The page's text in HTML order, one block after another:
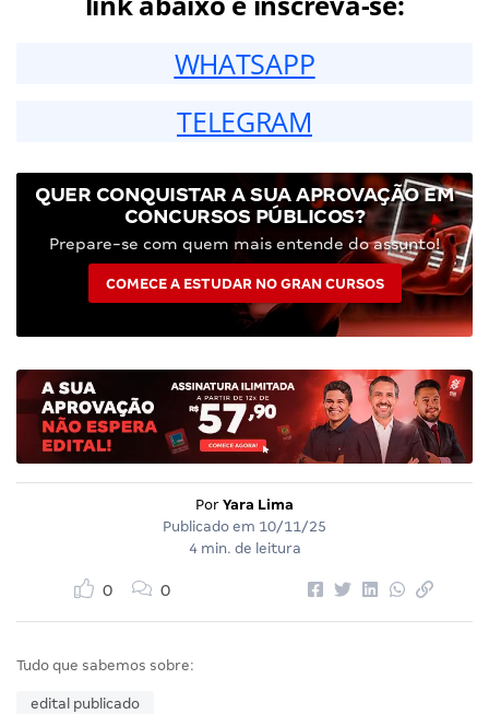
WHATSAPP
TELEGRAM
QUER CONQUISTAR A SUA APROVAÇÃO EM
CONCURSOS PÚBLICOS?
Prepare-se com quem mais entende do assunto!
COMECE A ESTUDAR NO GRAN CURSOS
Por Yara Lima
Publicado em 10/11/25
4 min. de leitura
0 0
Tudo que sabemos sobre:
edital publicado